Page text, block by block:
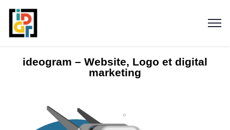
ideogram – Website, Logo et digital
marketing